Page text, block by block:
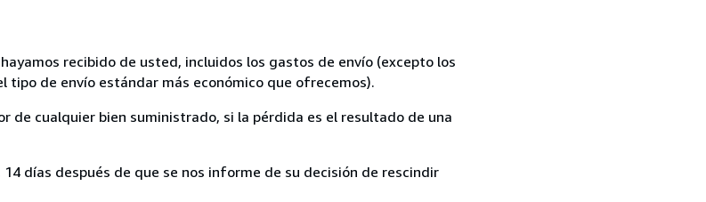
recibido de usted, incluidos los gastos de envío (excepto los
tipo de envío estándar más económico que ofrecemos).
de cualquier bien suministrado, si la pérdida es el resultado de una
días después de que se nos informe de su decisión de rescindir